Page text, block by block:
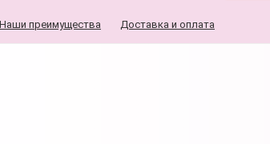
Наши преимущества Доставка и оплата